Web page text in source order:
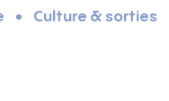
Culture & sorties